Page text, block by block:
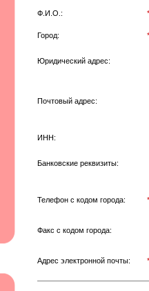
Ф.И.О.: *
Город: *
Юридический адрес:
Почтовый адрес:
ИНН:
Банковские реквизиты:
Телефон с кодом города: *
Факс с кодом города:
Адрес электронной почты: *